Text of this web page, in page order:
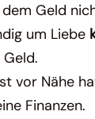
Geld
um Liebe
vor Nähe
Finanzen.